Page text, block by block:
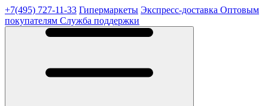
+7(495) 727-11-33 Гипермаркеты Экспресс-доставка Оптовым
покупателям Служба поддержки